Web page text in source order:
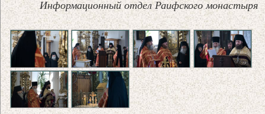
Информационный отдел Раифского монастыря